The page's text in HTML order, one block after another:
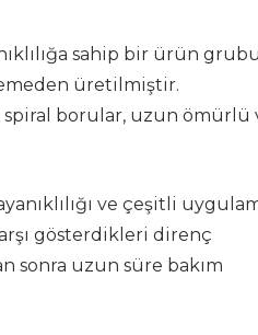
sahip bir ürün
üretilmiştir.
spiral borular, uzun ömürlü
ve çeşitli
gösterdikleri direnç
sonra uzun süre bakım